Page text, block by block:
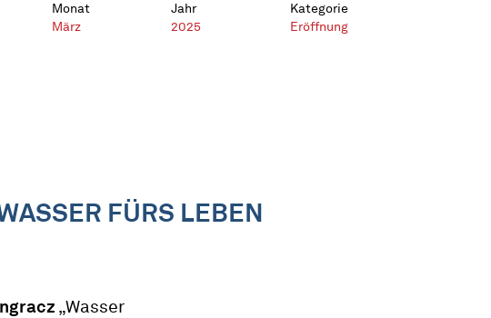
Monat
März
Jahr
2025
Kategorie
Eröffnung
FÜRS LEBEN
„Wasser